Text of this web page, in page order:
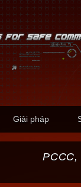
Giải pháp